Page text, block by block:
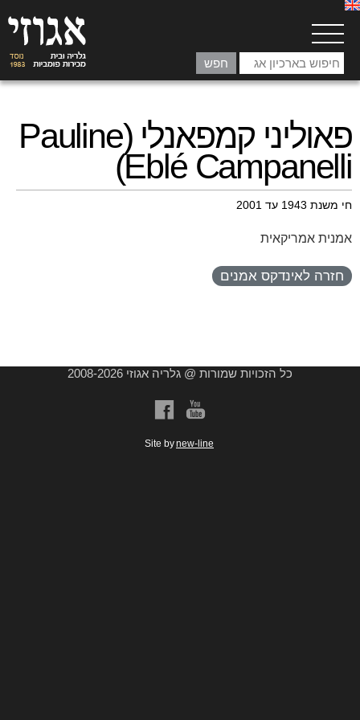
פאוליני קמפאנלי (Pauline
Eblé Campanelli)
חי משנת 1943 עד 2001
אמנית אמריקאית
חזרה לאינדקס אמנים
כל הזכויות שמורות @ גלריה אגוזי 2008-2026
a b
Site bynew-line